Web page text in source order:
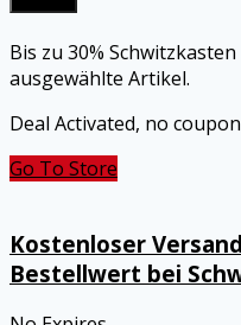
Bis zu 30%
ausgewählte Artikel.
Deal Activated, no
Go To Store
Kostenloser
Bestellwert bei